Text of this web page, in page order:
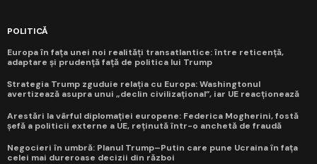
POLITICĂ
Europa în fața unei noi realități transatlantice: între reticență,
adaptare și prudență față de politica lui Trump
Strategia Trump zguduie relația cu Europa: Washingtonul
avertizează asupra unui „declin civilizațional”, iar UE reacționează
Arestări la vârful diplomației europene: Federica Mogherini, fostă
șefă a politicii externe a UE, reținută într-o anchetă de fraudă
Negocieri în umbră: Planul Trump–Putin care pune Ucraina în fața
celei mai dureroase decizii din război